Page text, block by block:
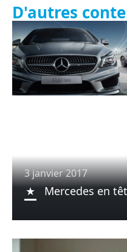
D'autres
3 janvier 2017
Mercedes en